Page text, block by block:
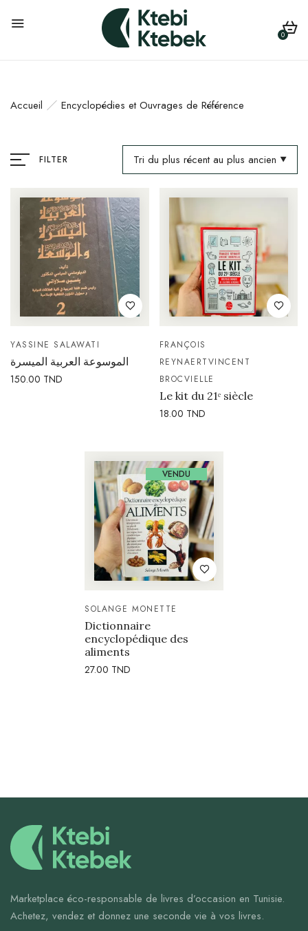
0
Accueil Encyclopédies et Ouvrages de Référence
FILTER Tri du plus récent au plus ancien
YASSINE SALAWATI
الموسوعة العربية الميسرة
150.00 TND
FRANÇOIS
REYNAERTVINCENT
BROCVIELLE
Le kit du 21ᵉ siècle
18.00 TND
VENDU
SOLANGE MONETTE
Dictionnaire
encyclopédique des
aliments
27.00 TND
Marketplace éco-responsable de livres d’occasion en Tunisie.
Achetez, vendez et donnez une seconde vie à vos livres.